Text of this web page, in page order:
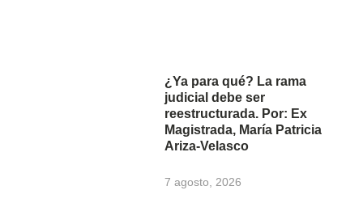
¿Ya para qué? La rama
judicial debe ser
reestructurada. Por: Ex
Magistrada, María Patricia
Ariza-Velasco
7 agosto, 2026